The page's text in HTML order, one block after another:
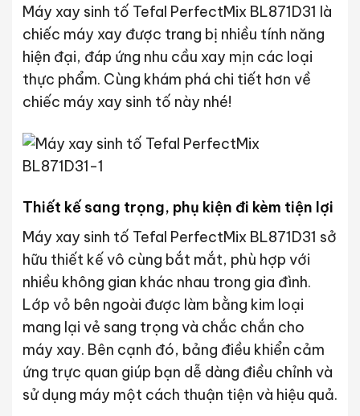
Máy xay sinh tố Tefal PerfectMix BL871D31 là
chiếc máy xay được trang bị nhiều tính năng
hiện đại, đáp ứng nhu cầu xay mịn các loại
thực phẩm. Cùng khám phá chi tiết hơn về
chiếc máy xay sinh tố này nhé!
Thiết kế sang trọng, phụ kiện đi kèm tiện lợi
Máy xay sinh tố Tefal PerfectMix BL871D31 sở
hữu thiết kế vô cùng bắt mắt, phù hợp với
nhiều không gian khác nhau trong gia đình.
Lớp vỏ bên ngoài được làm bằng kim loại
mang lại vẻ sang trọng và chắc chắn cho
máy xay. Bên cạnh đó, bảng điều khiển cảm
ứng trực quan giúp bạn dễ dàng điều chỉnh và
sử dụng máy một cách thuận tiện và hiệu quả.